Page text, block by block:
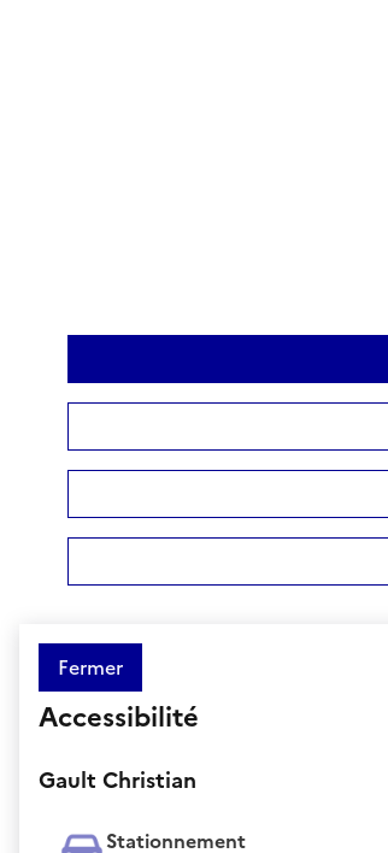
Fermer
Accessibilité
Gault Christian
Stationnement